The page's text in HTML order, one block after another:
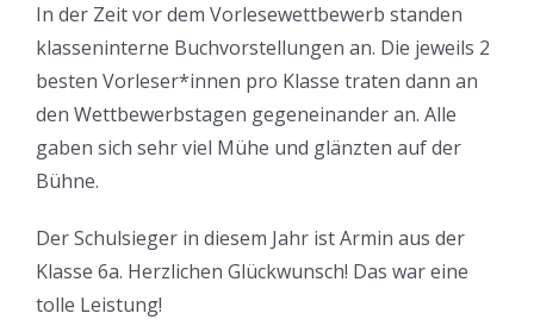
In der Zeit vor dem Vorlesewettbewerb standen
klasseninterne Buchvorstellungen an. Die jeweils 2
besten Vorleser*innen pro Klasse traten dann an
den Wettbewerbstagen gegeneinander an. Alle
gaben sich sehr viel Mühe und glänzten auf der
Bühne.
Der Schulsieger in diesem Jahr ist Armin aus der
Klasse 6a. Herzlichen Glückwunsch! Das war eine
tolle Leistung!